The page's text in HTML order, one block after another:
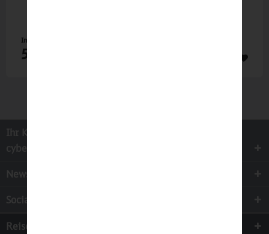
Inhalt
59,90 €
Ihr Kontakt zur
cyber-Wear Heidelberg GmbH
Newsletter
Socialmedia
Reisen